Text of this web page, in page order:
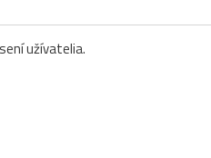
užívatelia.